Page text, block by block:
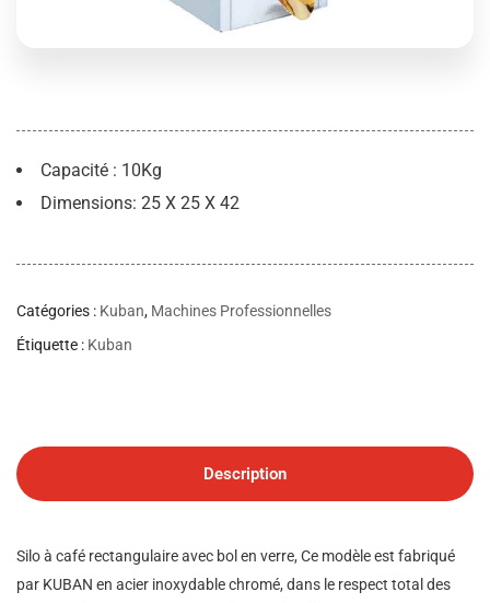
Capacité : 10Kg
Dimensions: 25 X 25 X 42
Catégories : Kuban, Machines Professionnelles
Étiquette : Kuban
Description
Silo à café rectangulaire avec bol en verre, Ce modèle est fabriqué
par KUBAN en acier inoxydable chromé, dans le respect total des